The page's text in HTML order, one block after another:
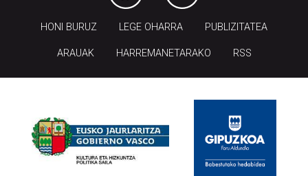
HONI BURUZ LEGE OHARRA PUBLIZITATEA
ARAUAK HARREMANETARAKO RSS